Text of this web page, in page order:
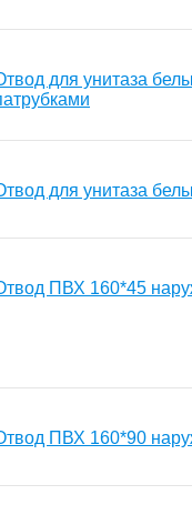
для унитаза
для унитаза
ПВХ 160*45
ПВХ 160*90